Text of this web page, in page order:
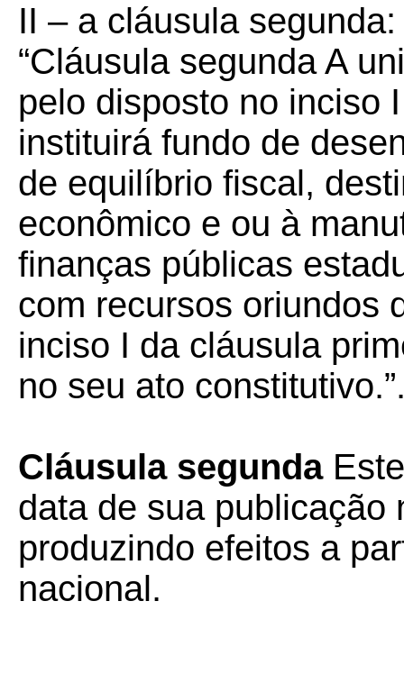
II – a cláusula segunda:
“Cláusula segunda A
pelo disposto no inciso
instituirá fundo de
de equilíbrio fiscal,
econômico e ou à
finanças públicas
com recursos oriundos
inciso I da cláusula
no seu ato
Cláusula segunda
data de sua publicação
produzindo efeitos a
nacional.